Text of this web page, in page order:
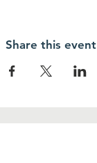
Share this event